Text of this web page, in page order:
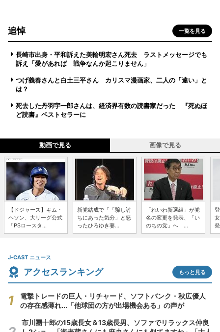
追悼 一覧を見る
長崎市出身・平和訴えた美輪明宏さん死去 ラストメッセージでも
訴え「愛があれば 戦争なんか起こりません」
つげ義春さんと白土三平さん カリスマ漫画家、二人の「違い」と
は？
死去した丹羽宇一郎さんは、経済界有数の読書家だった 『死ぬほ
ど読書』ベストセラーに
動画で見る 画像で見る
【ドジャース】キム・
ヘソン、大リーグ公式
「PSロースタ...
新党結成で「「騙し討
ちにあった気分」と怒
ったひろゆき妻...
「れいわ新選組」が党
名の変更を発表、「い
のちの党」へ ...
J-CAST ニュース
アクセスランキング もっと見る
電撃トレードの巨人・リチャード、ソフトバンク・秋広優人
の存在感薄れ...「他球団の方が出場機会ある」の声が
市川團十郎の15歳長女＆13歳長男、ソファでリラックス仲良